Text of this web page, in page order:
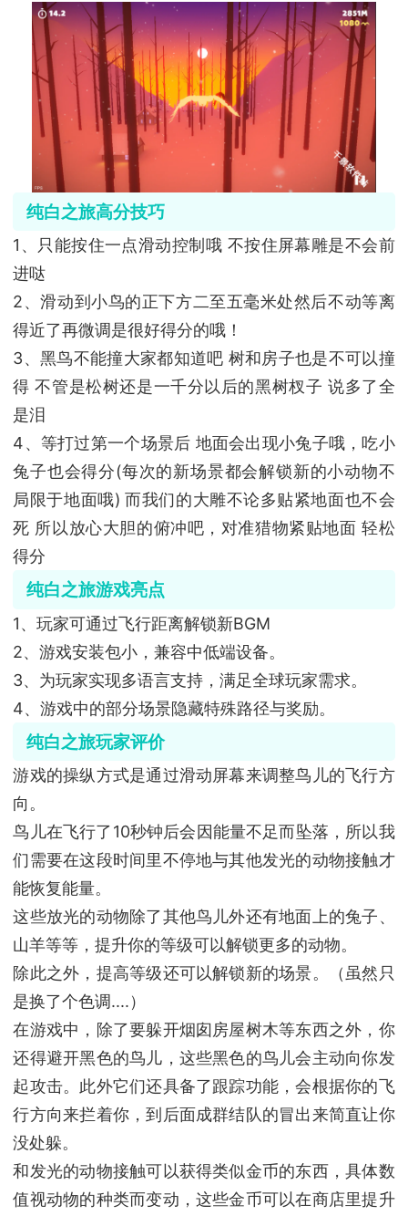
纯白之旅高分技巧
1、只能按住一点滑动控制哦 不按住屏幕雕是不会前
进哒
2、滑动到小鸟的正下方二至五毫米处然后不动等离
得近了再微调是很好得分的哦！
3、黑鸟不能撞大家都知道吧 树和房子也是不可以撞
得 不管是松树还是一千分以后的黑树杈子 说多了全
是泪
4、等打过第一个场景后 地面会出现小兔子哦，吃小
兔子也会得分(每次的新场景都会解锁新的小动物不
局限于地面哦) 而我们的大雕不论多贴紧地面也不会
死 所以放心大胆的俯冲吧，对准猎物紧贴地面 轻松
得分
纯白之旅游戏亮点
1、玩家可通过飞行距离解锁新BGM
2、游戏安装包小，兼容中低端设备。
3、为玩家实现多语言支持，满足全球玩家需求。
4、游戏中的部分场景隐藏特殊路径与奖励。
纯白之旅玩家评价
游戏的操纵方式是通过滑动屏幕来调整鸟儿的飞行方
向。
鸟儿在飞行了10秒钟后会因能量不足而坠落，所以我
们需要在这段时间里不停地与其他发光的动物接触才
能恢复能量。
这些放光的动物除了其他鸟儿外还有地面上的兔子、
山羊等等，提升你的等级可以解锁更多的动物。
除此之外，提高等级还可以解锁新的场景。（虽然只
是换了个色调....）
在游戏中，除了要躲开烟囱房屋树木等东西之外，你
还得避开黑色的鸟儿，这些黑色的鸟儿会主动向你发
起攻击。此外它们还具备了跟踪功能，会根据你的飞
行方向来拦着你，到后面成群结队的冒出来简直让你
没处躲。
和发光的动物接触可以获得类似金币的东西，具体数
值视动物的种类而变动，这些金币可以在商店里提升